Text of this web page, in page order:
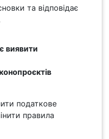
та відповідає
виявити
податкове
правила